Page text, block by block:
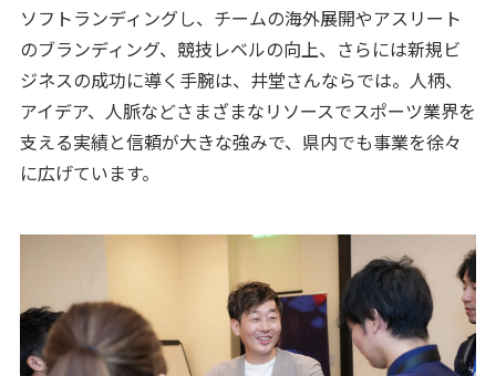
ソフトランディングし、チームの海外展開やアスリート
のブランディング、競技レベルの向上、さらには新規ビ
ジネスの成功に導く手腕は、井堂さんならでは。人柄、
アイデア、人脈などさまざまなリソースでスポーツ業界を
支える実績と信頼が大きな強みで、県内でも事業を徐々
に広げています。